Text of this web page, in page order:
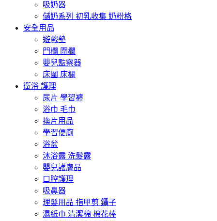
吸奶器
儲奶系列 初乳收集 奶粉格
安全用品
遊戲墊
門欄 圍欄
嬰兒監察器
床圍 床欄
衛浴 護理
尿片 學習褲
浴巾 毛巾
換片用品
學習便廁
浴盆
沐浴露 洗髮露
嬰兒護膚品
口腔護理
吸鼻器
理髮用品 指甲剪 鑷子
濕紙巾 清潔棉 棉花棒